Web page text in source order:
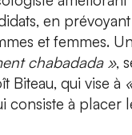
en
et femmes. Un
chabadada »,
Biteau, qui vise à
consiste à placer